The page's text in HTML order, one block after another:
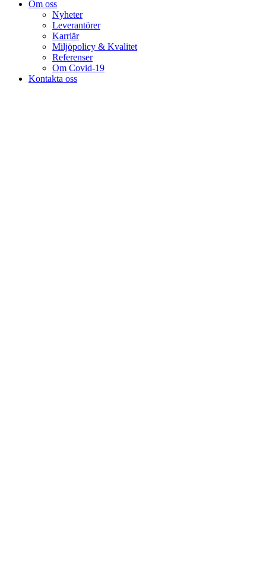
Om oss
Nyheter
Leverantörer
Karriär
Miljöpolicy & Kvalitet
Referenser
Om Covid-19
Kontakta oss